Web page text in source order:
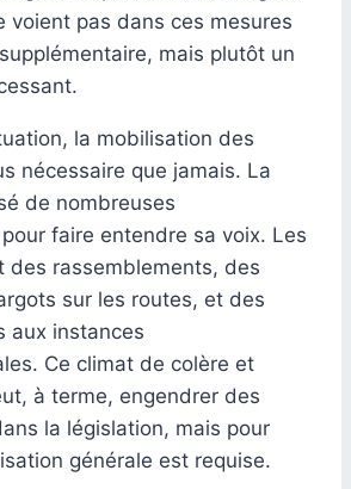
voient pas dans ces mesures
mais plutôt un
la mobilisation des
nécessaire que jamais. La
de nombreuses
faire entendre sa voix. Les
des rassemblements, des
sur les routes, et des
aux instances
Ce climat de colère et
à terme, engendrer des
la législation, mais pour
générale est requise.